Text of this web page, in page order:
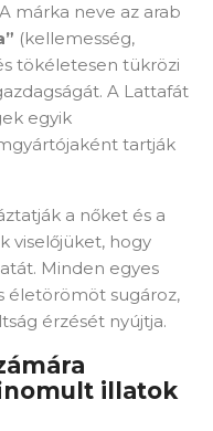
márka neve az arab
(kellemesség,
tökéletesen tükrözi
A Lattafát
egyik
tartják
a nőket és a
viselőjüket, hogy
Minden egyes
életörömöt sugároz,
érzését nyújtja.
illatok